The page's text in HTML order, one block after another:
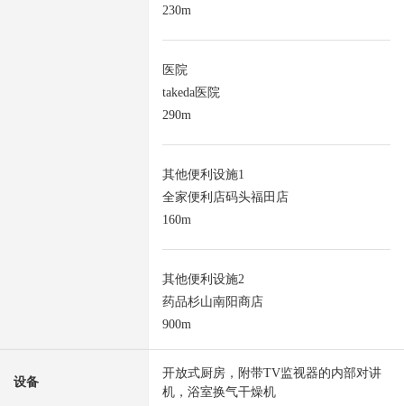
230m
医院
takeda医院
290m
其他便利设施1
全家便利店码头福田店
160m
其他便利设施2
药品杉山南阳商店
900m
设备
开放式厨房，附带TV监视器的内部对讲
机，浴室换气干燥机